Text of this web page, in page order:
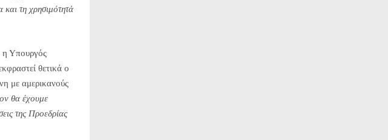
τη χρησιμότητά
η Υπουργός
θετικά ο
με αμερικανούς
θα έχουμε
της Προεδρίας